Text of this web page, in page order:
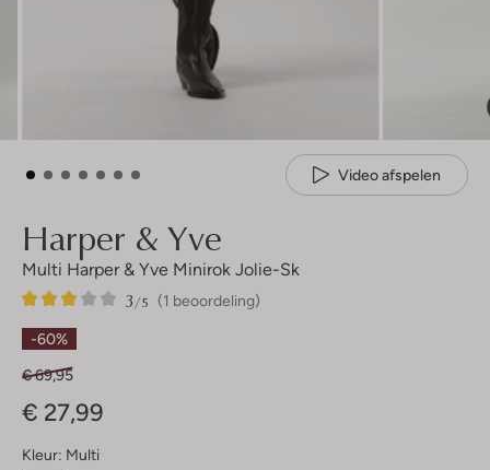
Video afspelen
Harper & Yve
Multi Harper & Yve Minirok Jolie-Sk
(1 beoordeling)
3/5
1
3
Sterren
-60%
€ 69,95
€ 27,99
Kleur: Multi